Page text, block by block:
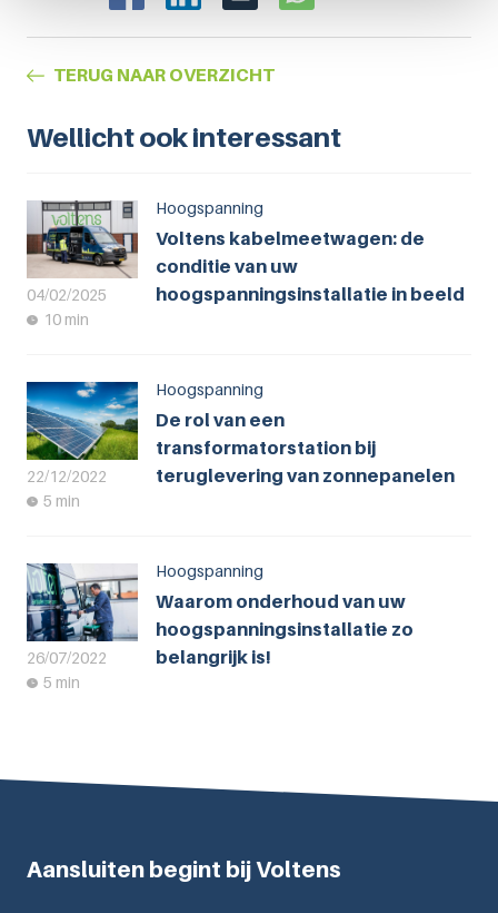
TERUG NAAR OVERZICHT
Wellicht ook interessant
04/02/2025
10 min
Hoogspanning
Voltens kabelmeetwagen: de
conditie van uw
hoogspanningsinstallatie in beeld
22/12/2022
5 min
Hoogspanning
De rol van een
transformatorstation bij
teruglevering van zonnepanelen
26/07/2022
5 min
Hoogspanning
Waarom onderhoud van uw
hoogspanningsinstallatie zo
belangrijk is!
Aansluiten begint bij Voltens